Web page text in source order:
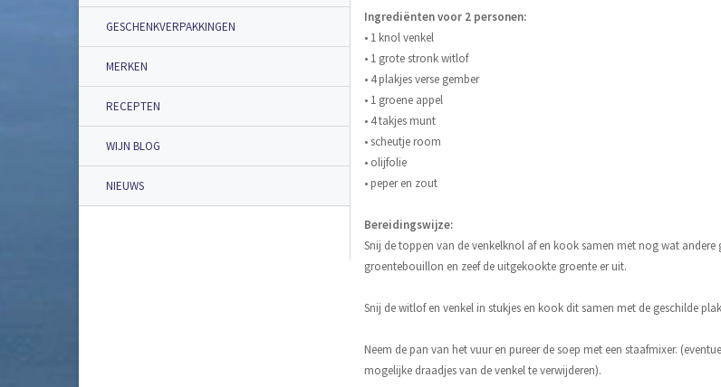
GESCHENKVERPAKKINGEN
MERKEN
RECEPTEN
WIJN BLOG
NIEUWS
Ingrediënten voor 2 personen:
• 1 knol venkel
• 1 grote stronk witlof
• 4 plakjes verse gember
• 1 groene appel
• 4 takjes munt
• scheutje room
• olijfolie
• peper en zout
Bereidingswijze:
Snij de toppen van de venkelknol af en kook samen met nog wat andere
groentebouillon en zeef de uitgekookte groente er uit.
Snij de witlof en venkel in stukjes en kook dit samen met de geschilde
Neem de pan van het vuur en pureer de soep met een staafmixer.
mogelijke draadjes van de venkel te verwijderen).